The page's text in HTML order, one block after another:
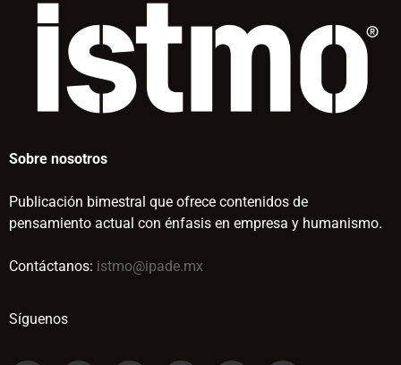
Sobre nosotros
Publicación bimestral que ofrece contenidos de
pensamiento actual con énfasis en empresa y humanismo.
Contáctanos: istmo@ipade.mx
Síguenos